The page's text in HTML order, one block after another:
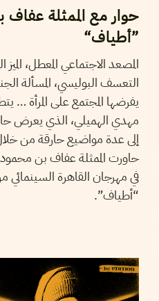
حوار مع الممثلة
”أطياف“
المصعد الاجتماعي المعطل،
التعسف البوليسي، المسألة
يفرضها المجتمع على المرأة
مهدي الهميلي، الذي يعرض
إلى عدة مواضيع حارقة من
حاورت الممثلة عفاف بن
في مهرجان القاهرة
“أطياف”.